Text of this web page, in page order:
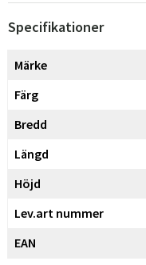
Specifikationer
Märke
Färg
Bredd
Längd
Höjd
Lev.art nummer
EAN